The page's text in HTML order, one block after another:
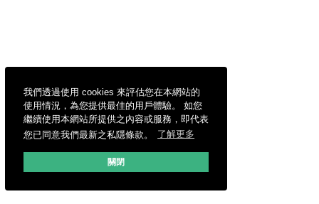
我們透過使用 cookies 來評估您在本網站的
使用情況，為您提供最佳的用戶體驗。 如您
繼續使用本網站所提供之內容或服務，即代表
您已同意我們最新之私隱條款。
了解更多
關閉